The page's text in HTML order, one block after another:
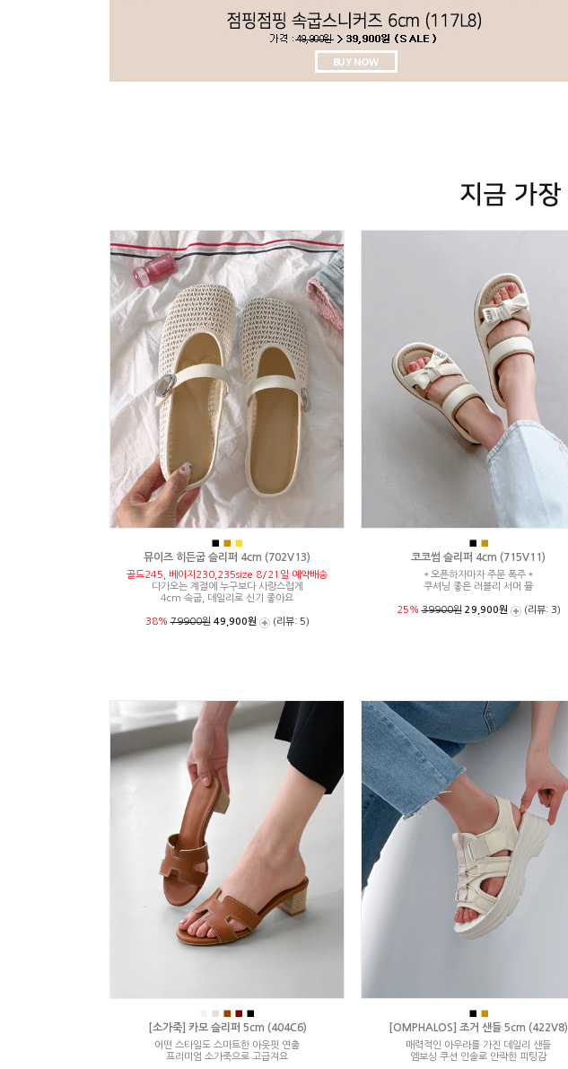
■ ■ ■
뮤이즈 히든굽 슬리퍼 4cm (702V13)
골드245, 베이지230,235size 8/21일 예약배송
다가오는 계절에 누구보다 사랑스럽게
4cm 속굽, 데일리로 신기 좋아요
38%79900원 49,900원 (리뷰: 5)
■ ■
코코썸 슬리퍼 4cm (715V11)
＊오픈하자마자 주문 폭주＊
쿠셔닝 좋은 러블리 서머 뮬
25%39900원 29,900원 (리뷰: 3)
■ ■ ■
[소가죽] 카모 슬리퍼 5cm (404C6)
어떤 스타일도 스마트한 아웃핏 연출
프리미엄 소가죽으로 고급져요
■ ■
[OMPHALOS] 조거 샌들 5cm (422V8)
매력적인 아우라를 가진 데일리 샌들
엠보싱 쿠션 인솔로 안락한 피팅감